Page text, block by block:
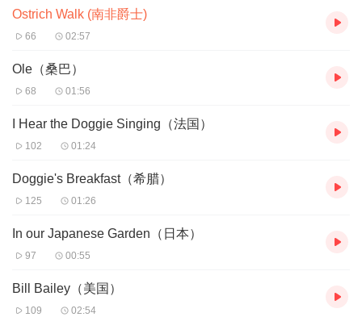
Ostrich Walk (南非爵士)
66 02:57
Ole（桑巴）
68 01:56
I Hear the Doggie Singing（法国）
102 01:24
Doggie's Breakfast（希腊）
125 01:26
In our Japanese Garden（日本）
97 00:55
Bill Bailey（美国）
109 02:54